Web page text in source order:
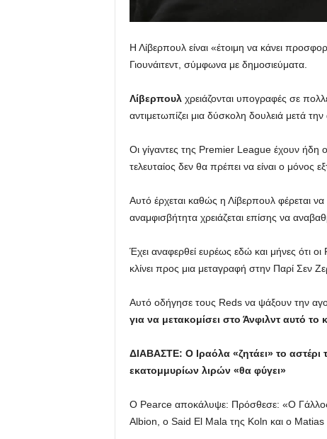
Η Λίβερπουλ είναι «έτοιμη να κάνει
Γιουνάιτεντ, σύμφωνα με δημοσιεύματα.
Λίβερπουλχρειάζονται υπογραφές σε
αντιμετωπίζει μια δύσκολη δουλειά μετά
Οι γίγαντες της Premier League έχουν
τελευταίος δεν θα πρέπει να είναι ο μόνος
Αυτό έρχεται καθώς η Λίβερπουλ φέρεται
αναμφισβήτητα χρειάζεται επίσης να
Έχει αναφερθεί ευρέως εδώ και μήνες ότι
κλίνει προς μια μεταγραφή στην Παρί Σεν
Αυτό οδήγησε τους Reds να ψάξουν την
για να μετακομίσει στο Άνφιλντ αυτό το
ΔΙΑΒΑΣΤΕ: Ο Ιραόλα «ζητάει» το
εκατομμυρίων λιρών «θα φύγει»
Ο Pearce αποκάλυψε: Πρόσθεσε: «Ο
Albion, ο Said El Mala της Koln και ο Matias